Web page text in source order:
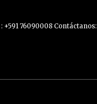
76090008 Contáctanos: